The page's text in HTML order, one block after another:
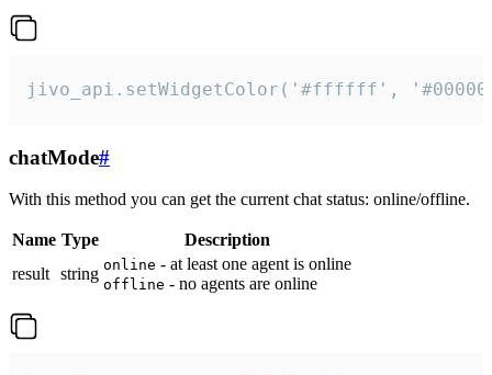
jivo_api.setWidgetColor('#ffffff',
chatMode#
With this method you can get the current chat status: online/offline.
Name Type
Description
result string online - at least one agent is online
offline - no agents are online